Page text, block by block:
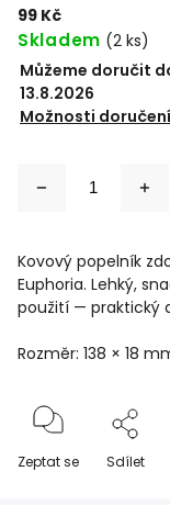
99 Kč
Skladem (2 ks)
Můžeme doručit
13.8.2026
Možnosti doručení
Kovový popelník
Euphoria. Lehký,
použití — praktický
Rozměr: 138 × 18
Zeptat se Sdílet